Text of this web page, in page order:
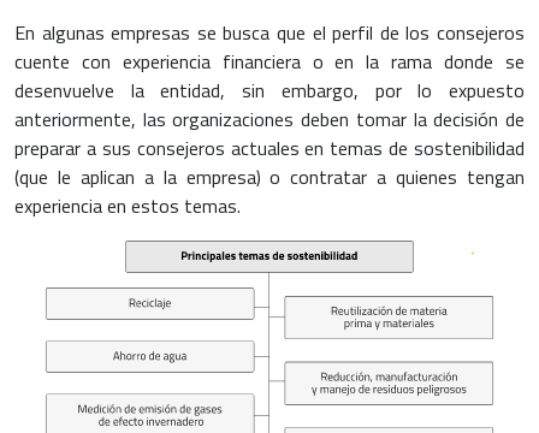
En algunas empresas se busca que el perfil de los consejeros
cuente con experiencia financiera o en la rama donde se
desenvuelve la entidad, sin embargo, por lo expuesto
anteriormente, las organizaciones deben tomar la decisión de
preparar a sus consejeros actuales en temas de sostenibilidad
(que le aplican a la empresa) o contratar a quienes tengan
experiencia en estos temas.